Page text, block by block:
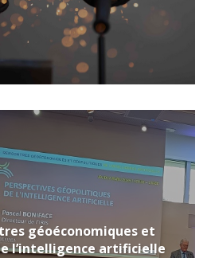
géoéconomiques et
l’intelligence artificielle